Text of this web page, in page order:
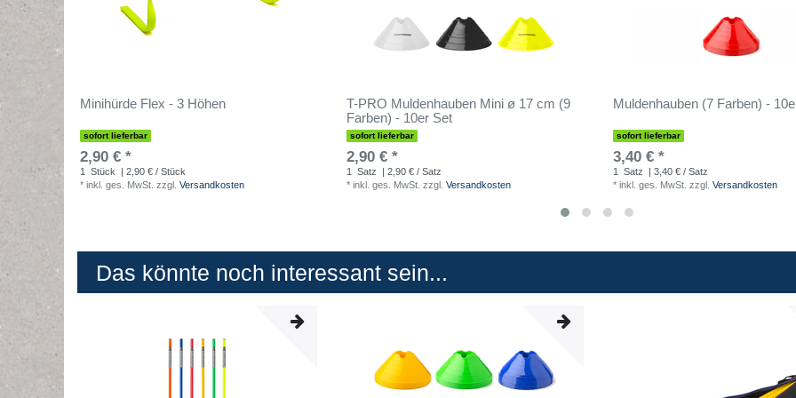
Minihürde Flex - 3 Höhen
sofort lieferbar
2,90 € *
1 Stück
| 2,90 € / Stück
* inkl. ges. MwSt. zzgl. Versandkosten
T-PRO Muldenhauben Mini ø 17 cm (9
Farben) - 10er Set
sofort lieferbar
2,90 € *
1 Satz
| 2,90 € / Satz
* inkl. ges. MwSt. zzgl. Versandkosten
Muldenhauben (7 Farben) -
sofort lieferbar
3,40 € *
1 Satz
| 3,40 € / Satz
* inkl. ges. MwSt. zzgl. Versandkosten
Das könnte noch interessant sein...